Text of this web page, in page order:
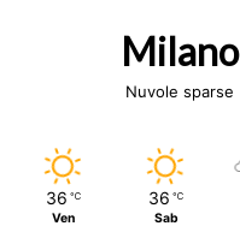
Milano
Nuvole sparse
36 ℃
Ven
36 ℃
Sab